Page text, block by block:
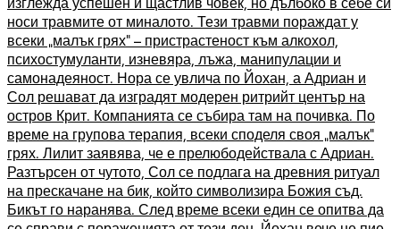
носи травмите от миналото. Тези травми пораждат у
всеки „малък грях“ – пристрастеност към алкохол,
психостумуланти, изневяра, лъжа, манипулации и
самонадеяност. Нора се увлича по Йохан, а Адриан и
Сол решават да изградят модерен ритрийт център на
остров Крит. Компанията се събира там на почивка. По
време на групова терапия, всеки споделя своя „малък“
грях. Лилит заявява, че е прелюбодействала с Адриан.
Разтърсен от чутото, Сол се подлага на древния ритуал
на прескачане на бик, който символизира Божия съд.
Бикът го наранява. След време всеки един се опитва да